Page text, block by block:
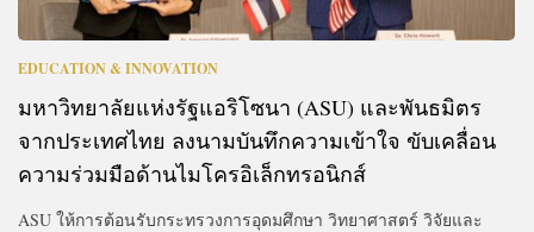
EDUCATION & INNOVATION
มหาวิทยาลัยแห่งรัฐแอริโซนา (ASU) และพันธมิตร
จากประเทศไทย ลงนามบันทึกความเข้าใจ ขับเคลื่อน
ความร่วมมือด้านไมโครอิเล็กทรอนิกส์
ASU ให้การต้อนรับกระทรวงการอุดมศึกษา วิทยาศาสตร์ วิจัยและ